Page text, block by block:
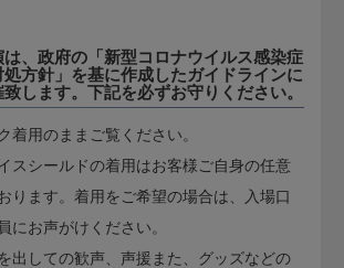
、政府の「新型コロナウイルス感染症
方針」を基に作成したガイドラインに
します。下記を必ずお守りください。
着用のままご覧ください。
スシールドの着用はお客様ご自身の任意
ります。着用をご希望の場合は、入場口
にお声がけください。
出しての歓声、声援また、グッズなどの